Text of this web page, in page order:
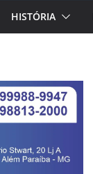
HISTÓRIA